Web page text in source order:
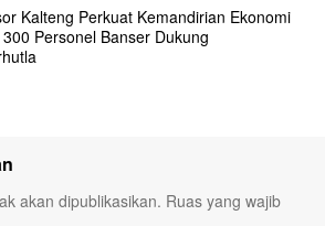
Kalteng Perkuat Kemandirian Ekonomi
Personel Banser Dukung
akan dipublikasikan. Ruas yang wajib